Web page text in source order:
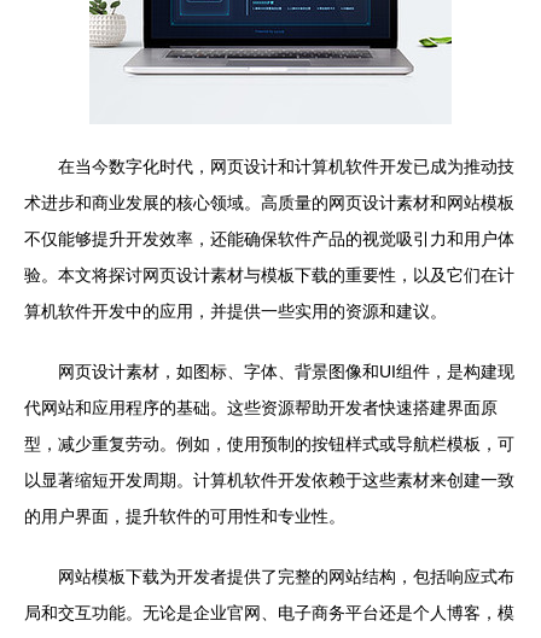
在当今数字化时代，网页设计和计算机软件开发已成为推动技
术进步和商业发展的核心领域。高质量的网页设计素材和网站模板
不仅能够提升开发效率，还能确保软件产品的视觉吸引力和用户体
验。本文将探讨网页设计素材与模板下载的重要性，以及它们在计
算机软件开发中的应用，并提供一些实用的资源和建议。
网页设计素材，如图标、字体、背景图像和UI组件，是构建现
代网站和应用程序的基础。这些资源帮助开发者快速搭建界面原
型，减少重复劳动。例如，使用预制的按钮样式或导航栏模板，可
以显著缩短开发周期。计算机软件开发依赖于这些素材来创建一致
的用户界面，提升软件的可用性和专业性。
网站模板下载为开发者提供了完整的网站结构，包括响应式布
局和交互功能。无论是企业官网、电子商务平台还是个人博客，模